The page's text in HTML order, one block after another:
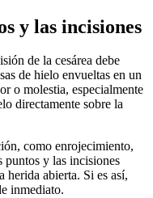
y las incisiones
de la cesárea debe
de hielo envueltas en un
o molestia, especialmente
directamente sobre la
como enrojecimiento,
puntos y las incisiones
herida abierta. Si es así,
inmediato.